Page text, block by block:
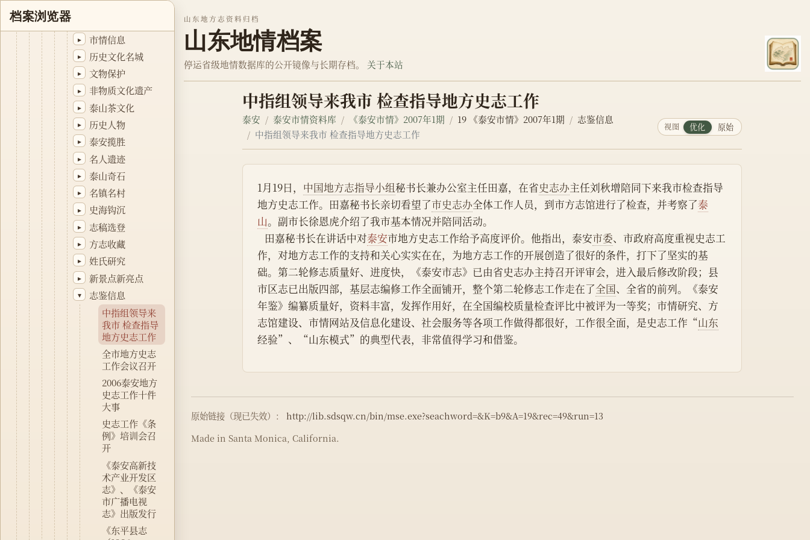
山东地方志资料归档
山东地情档案
停运省级地情数据库的公开镜像与长期存档。 关于本站
中指组领导来我市 检查指导地方史志工作
泰安 泰安市情资料库 《泰安市情》2007年1期 19 《泰安市情》2007年1期
志鉴信息
中指组领导来我市 检查指导地方史志工作
视图 优化 原始
档案浏览器
▸ 市情信息
▸ 历史文化名城
▸ 文物保护
▸ 非物质文化遗产
▸ 泰山茶文化
▸ 历史人物
▸ 泰安揽胜
▸ 名人遗迹
▸ 泰山奇石
▸ 名镇名村
▸ 史海钩沉
▸ 志稿选登
▸ 方志收藏
▸ 姓氏研究
▸ 新景点新亮点
▾
志鉴信息
中指组领导来
我市 检查指导
地方史志工作
全市地方史志
工作会议召开
2006泰安地方
史志工作十件
大事
史志工作《条
例》培训会召
开
《泰安高新技
术产业开发区
志》、《泰安
市广播电视
志》出版发行
《东平县志
1月19日， 中国地方志指导小组秘书长兼办公室主任田嘉，在省史志办主任刘秋增陪同下来我市检查指导
地方史志工作。田嘉秘书长亲切看望了市史志办全体工作人员，到市方志馆进行了检查，并考察了泰
山。副市长徐恩虎介绍了我市基本情况并陪同活动。
   田嘉秘书长在讲话中对
泰安市地方史志工作给予高度评价。他指出，泰安市委、市政府高度重视史志工
作，对地方志工作的支持和关心实实在在，为地方志工作的开展创造了很好的条件，打下了坚实的基
础。第二轮修志质量好、进度快，《泰安市志》已由省史志办主持召开评审会，进入最后修改阶段；县
市区志已出版四部，基层志编修工作全面铺开，整个第二轮修志工作走在了全国、全省的前列。《泰安
年鉴》编纂质量好，资料丰富，发挥作用好，在全国编校质量检查评比中被评为一等奖；市情研究、方
志馆建设、市情网站及信息化建设、社会服务等各项工作做得都很好，工作很全面，是史志工作“山东
经验”、“山东模式”的典型代表，非常值得学习和借鉴。
原始链接（现已失效）：
http://lib.sdsqw.cn/bin/mse.exe?seachword=&K=b9&A=19&rec=49&run=13
Made in Santa Monica, California.